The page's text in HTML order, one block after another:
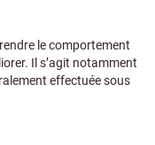
après